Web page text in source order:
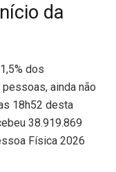
da
dos
ainda não
18h52 desta
38.919.869
Física 2026